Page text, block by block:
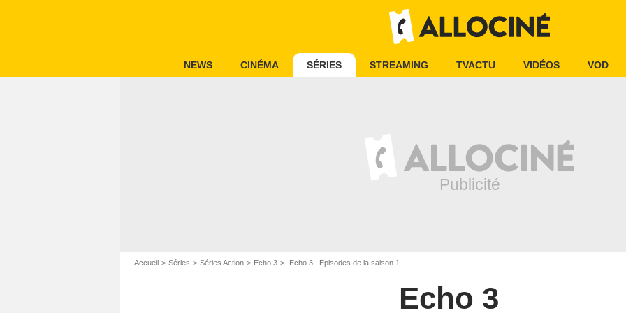
NEWS CINÉMA SÉRIES STREAMING TVACTU VIDÉOS VOD
Accueil Séries Séries Action Echo 3 Echo 3 : Episodes de la saison 1
Echo 3